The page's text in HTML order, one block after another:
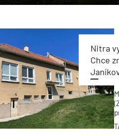
Nitra
Chce